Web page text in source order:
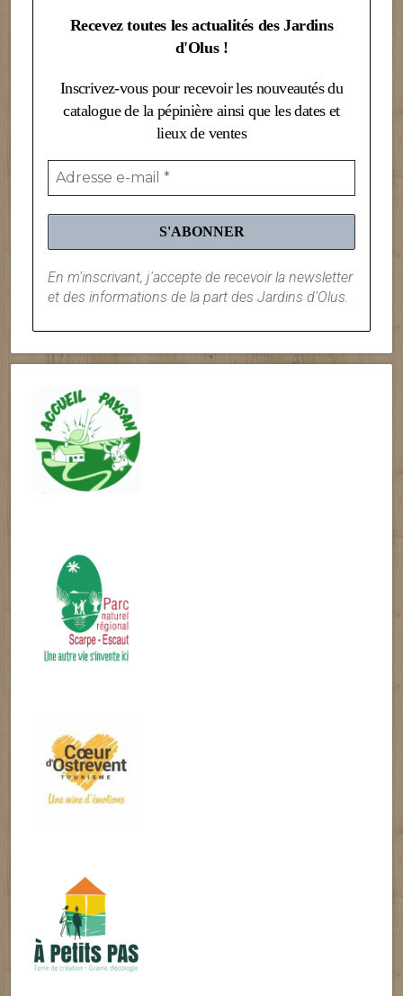
Recevez toutes les actualités des Jardins
d'Olus !
Inscrivez-vous pour recevoir les nouveautés du
catalogue de la pépinière ainsi que les dates et
lieux de ventes
En m'inscrivant, j'accepte de recevoir la newsletter
et des informations de la part des Jardins d'Olus.